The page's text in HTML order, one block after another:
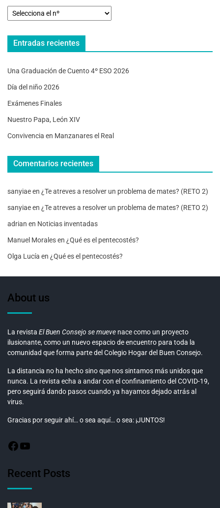
Entradas recientes
Una Graduación de Cuento 4º ESO 2026
Día del niño 2026
Exámenes Finales
Nuestro Papa, León XIV
Convivencia en Manzanares el Real
Comentarios recientes
sanyiaeen ¿Te atreves a resolver un problema de mates? (RETO 2)
sanyiaeen ¿Te atreves a resolver un problema de mates? (RETO 2)
adrian en Noticias inventadas
Manuel Moralesen ¿Qué es el pentecostés?
Olga Lucía en ¿Qué es el pentecostés?
About us
La revista El Buen Consejo se mueve nace como un proyecto
ilusionante, como un nuevo espacio de encuentro para toda la
comunidad que forma parte del Colegio Hogar del Buen Consejo.
La distancia no ha hecho sino que nos sintamos más unidos que
nunca. La revista echa a andar con el confinamiento del COVID-19,
pero seguirá dando pasos cuando ya hayamos dejado atrás al
virus.
Gracias por seguir ahí… o sea aquí… o sea: ¡JUNTOS!
Recent Posts